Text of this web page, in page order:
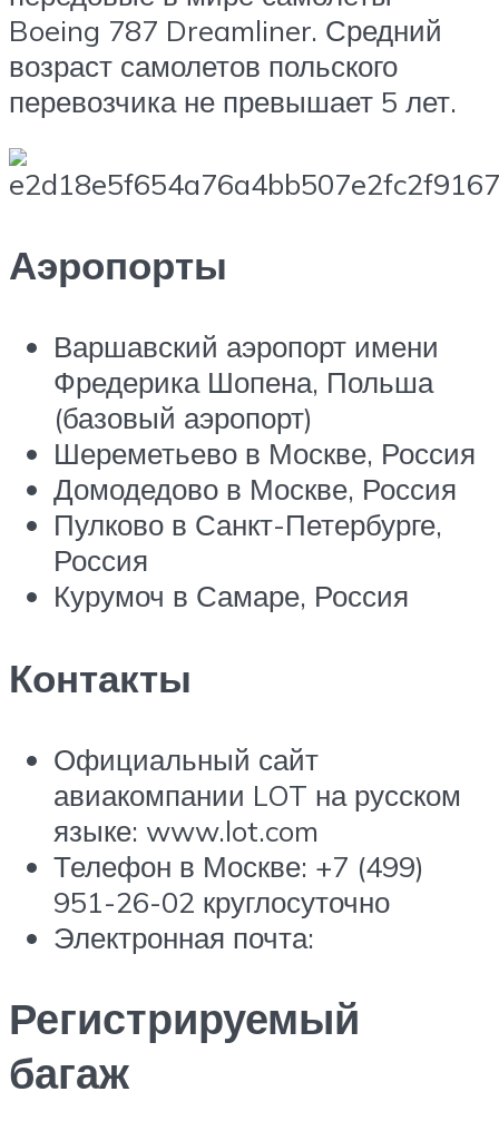
Boeing 787 Dreamliner. Средний
возраст самолетов польского
перевозчика не превышает 5 лет.
Аэропорты
Варшавский аэропорт имени
Фредерика Шопена, Польша
(базовый аэропорт)
Шереметьево в Москве, Россия
Домодедово в Москве, Россия
Пулково в Санкт-Петербурге,
Россия
Курумоч в Самаре, Россия
Контакты
Официальный сайт
авиакомпании LOT на русском
языке: www.lot.com
Телефон в Москве: +7 (499)
951-26-02 круглосуточно
Электронная почта:
Регистрируемый
багаж